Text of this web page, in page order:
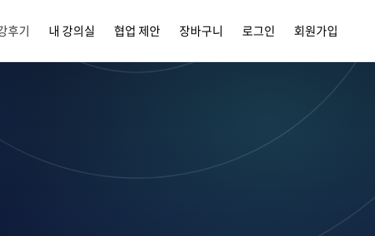
후기 내 강의실 협업 제안 장바구니 로그인 회원가입